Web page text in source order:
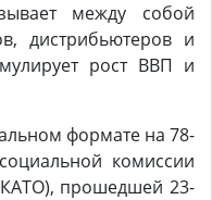
между собой
дистрибьютеров и
рост ВВП и
формате на 78-
комиссии
прошедшей 23-